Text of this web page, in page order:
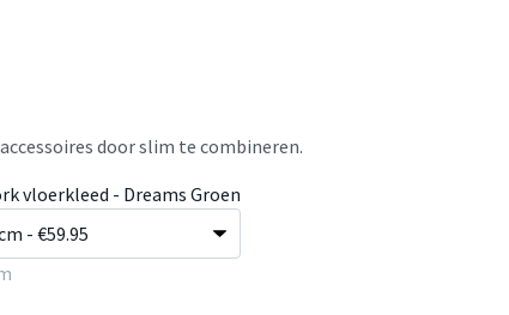
door slim te combineren.
vloerkleed - Dreams Groen